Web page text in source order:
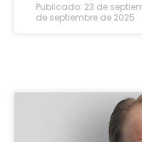
Publicado: 23 de
de septiembre de 2025